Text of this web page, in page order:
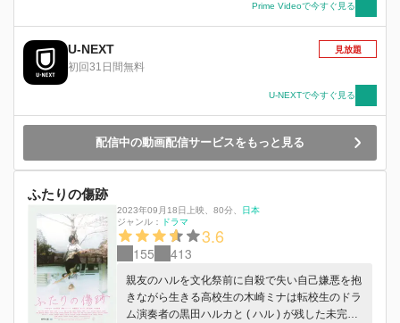
Prime Videoで今すぐ見る
U-NEXT
初回31日間無料
見放題
U-NEXTで今すぐ見る
配信中の動画配信サービスをもっと見る
ふたりの傷跡
2023年09月18日上映 80分
日本
ジャンル：
ドラマ
3.6
155 413
親友のハルを文化祭前に自殺で失い自己嫌悪を抱
きながら生きる高校生の木崎ミナは転校生のドラ
ム演奏者の黒田ハルカと ( ハル ) が残した未完成